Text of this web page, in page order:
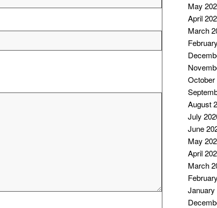
May
April
March
October
August
July
June
May
April
March
January